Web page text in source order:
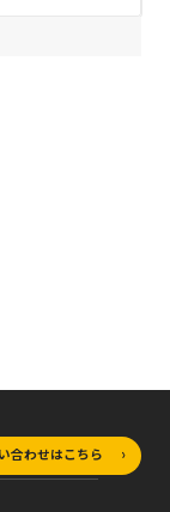
合わせはこちら